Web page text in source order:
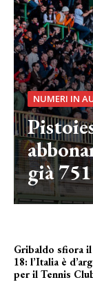
NUMERI IN
già
Gribaldo sfiora
18: l’Italia è
per il Tennis